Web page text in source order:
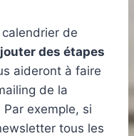
de
des étapes
aideront à faire
de la
exemple, si
tous les